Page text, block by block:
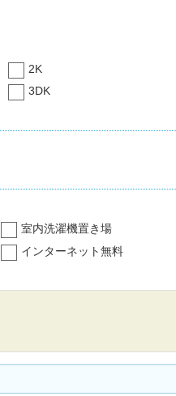
2K
3DK
室内洗濯機置き場
インターネット無料